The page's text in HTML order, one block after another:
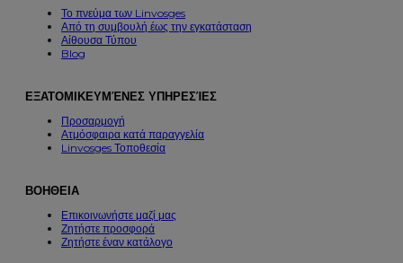
Το πνεύμα των Linvosges
Από τη συμβουλή έως την εγκατάσταση
Αίθουσα Τύπου
Blog
ΕΞΑΤΟΜΙΚΕΥΜΈΝΕΣ ΥΠΗΡΕΣΊΕΣ
Προσαρμογή
Ατμόσφαιρα κατά παραγγελία
Linvosges Τοποθεσία
ΒΟΗΘΕΙΑ
Επικοινωνήστε μαζί μας
Ζητήστε προσφορά
Ζητήστε έναν κατάλογο